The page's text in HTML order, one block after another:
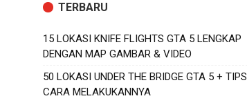
TERBARU
15 LOKASI KNIFE FLIGHTS GTA 5 LENGKAP
DENGAN MAP GAMBAR & VIDEO
50 LOKASI UNDER THE BRIDGE GTA 5 + TIPS
CARA MELAKUKANNYA